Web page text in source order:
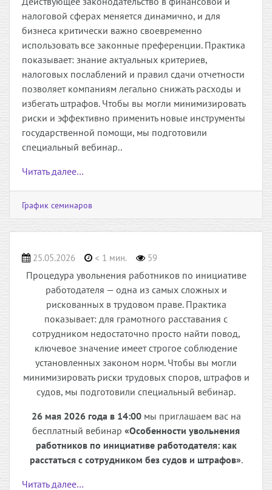
налоговой сферах меняется динамично, и для
бизнеса критически важно своевременно
использовать все законные преференции. Практика
показывает: знание актуальных критериев,
налоговых послаблений и правил сдачи отчетности
позволяет компаниям легально снижать расходы и
избегать штрафов. Чтобы вы могли минимизировать
риски и эффективно применить новые инструменты
государственной помощи, мы подготовили
специальный вебинар..
Читать далее…
График семинаров
25.05.2026 < 1 мин. 59
Процедура увольнения работников по инициативе
работодателя — одна из самых сложных и
рискованных в трудовом праве. Практика
показывает: для грамотного расставания с
сотрудником недостаточно просто найти повод,
ключевое значение имеет строгое соблюдение
установленных законом норм. Чтобы вы могли
минимизировать риски трудовых споров, штрафов и
судов, мы подготовили специальный вебинар.
26 мая 2026 года в 14:00мы приглашаем вас на
бесплатный вебинар «Особенности увольнения
работников по инициативе работодателя: как
расстаться с сотрудником без судов и штрафов».
Читать далее…